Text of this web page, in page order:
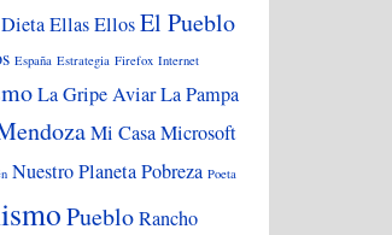
DietaEllasEllosEl Pueblo
España Estrategia Firefox Internet
La Gripe AviarLa Pampa
Mi CasaMicrosoft
Nuestro PlanetaPobreza Poeta
PuebloRancho